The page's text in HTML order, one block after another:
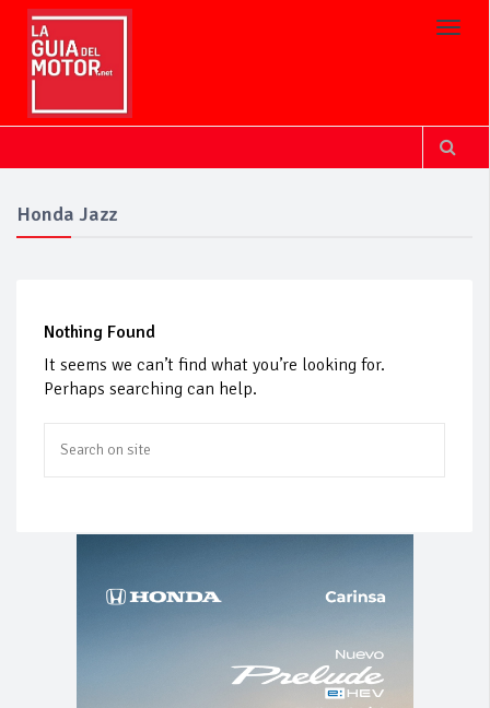
Honda Jazz
Nothing Found
It seems we can’t find what you’re looking for.
Perhaps searching can help.